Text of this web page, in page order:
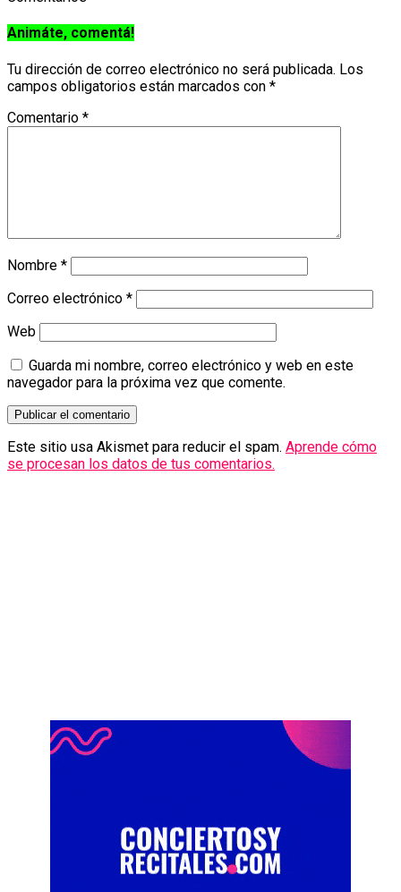
Animáte, comentá!
Tu dirección de correo electrónico no será publicada. Los
campos obligatorios están marcados con *
Comentario *
Nombre *
Correo electrónico *
Web
Guarda mi nombre, correo electrónico y web en este
navegador para la próxima vez que comente.
Este sitio usa Akismet para reducir el spam. Aprende cómo
se procesan los datos de tus comentarios.